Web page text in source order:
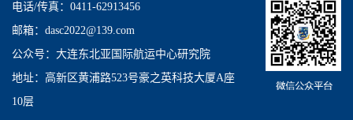
电话/传真：0411-62913456
邮箱：dasc2022@139.com
公众号：大连东北亚国际航运中心研究院
地址：高新区黄浦路523号豪之英科技大厦A座
10层